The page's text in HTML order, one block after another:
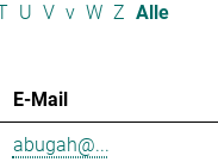
U V v W Z Alle
E-Mail
abugah@...